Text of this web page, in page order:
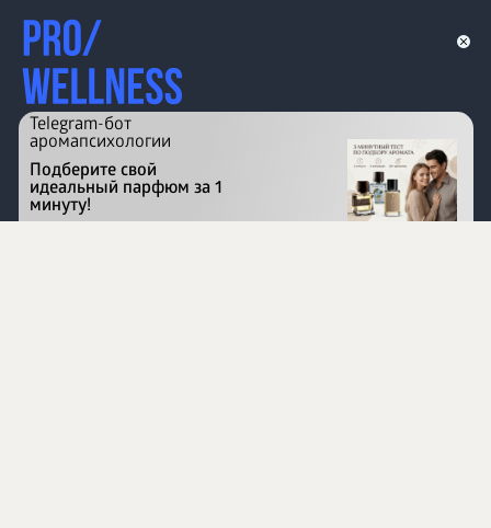
Перейти на сайт
Telegram-бот
аромапсихологии
Подберите свой
идеальный парфюм за 1
минуту!